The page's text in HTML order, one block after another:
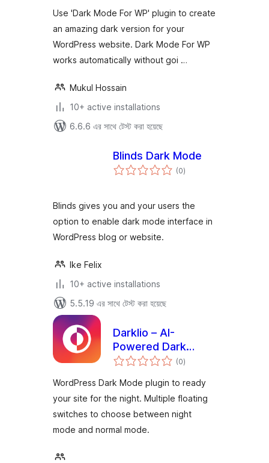
Use 'Dark Mode For WP' plugin to create
an amazing dark version for your
WordPress website. Dark Mode For WP
works automatically without goi …
Mukul Hossain
10+ active installations
6.6.6 এর সাথে টেস্ট করা হয়েছে
Blinds Dark Mode
(0total
ratings
)
Blinds gives you and your users the
option to enable dark mode interface in
WordPress blog or website.
Ike Felix
10+ active installations
5.5.19 এর সাথে টেস্ট করা হয়েছে
Darklio – AI-
Powered Dark
Mode Plugin for
(0total
ratings
)
WordPress Dark Mode plugin to ready
your site for the night. Multiple floating
switches to choose between night
mode and normal mode.